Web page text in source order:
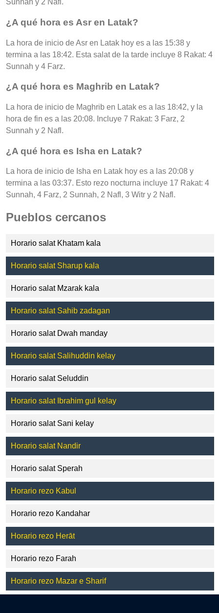
Sunnah y 2 Nafl.
¿A qué hora es Asr en Latak?
La hora de inicio de Asr en Latak hoy es a las 15:38 y
termina a las 18:42. Esta salat de la tarde incluye 8 Rakat: 4
Sunnah y 4 Farz.
¿A qué hora es Maghrib en Latak?
La hora de inicio de Maghrib en Latak es a las 18:42, y la
hora de fin es a las 20:08. Incluye 7 Rakat: 3 Farz, 2
Sunnah y 2 Nafl.
¿A qué hora es Isha en Latak?
La hora de inicio de Isha en Latak hoy es a las 20:08 y
termina a las 03:37. Esto rezo nocturna incluye 17 Rakat: 4
Sunnah, 4 Farz, 2 Sunnah, 2 Nafl, 3 Witr y 2 Nafl.
Pueblos cercanos
Horario salat Khatam kala
Horario salat Sharup kala
Horario salat Mzarak kala
Horario salat Sahib zadagan
Horario salat Dwah manday
Horario salat Salihuddin kelay
Horario salat Seluddin
Horario salat Ibrahim gul kelay
Horario salat Sani kelay
Horario salat Nandir
Horario salat Sperah
Horario rezo Kabul
Horario rezo Kandahar
Horario rezo Herāt
Horario rezo Farah
Horario rezo Mazar e Sharif